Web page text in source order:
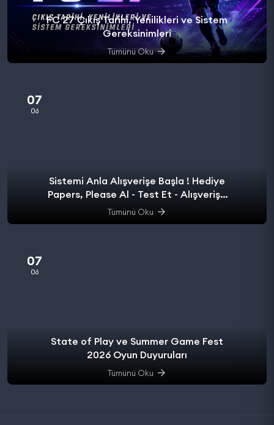
FC 27 Çıkış Tarihi, Yenilikleri ve Sistem
Gereksinimleri
Tümünü Oku
07
06
Sistemi Anla Alışverişe Başla ! Hediye
Papers, Please Al - Test Et - Alışverişe
başla.
Tümünü Oku
07
06
State of Play ve Summer Game Fest
2026 Oyun Duyuruları
Tümünü Oku